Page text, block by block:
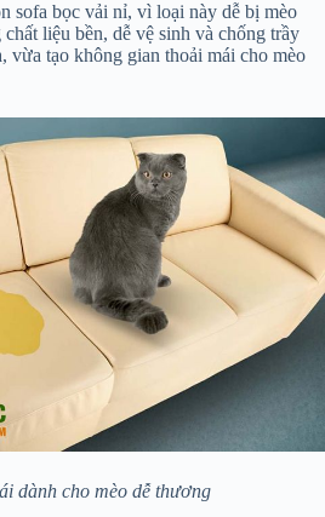
sofa bọc vải nỉ, vì loại này dễ bị mèo
liệu bền, dễ vệ sinh và chống trầy
vừa tạo không gian thoải mái cho mèo
dành cho mèo dễ thương